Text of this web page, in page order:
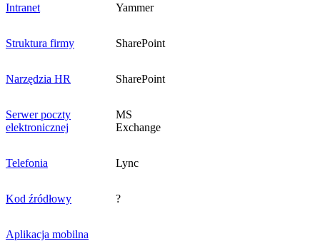
Intranet Yammer
Struktura firmy SharePoint
Narzędzia HR SharePoint
Serwer poczty
elektronicznej
MS
Exchange
Telefonia Lync
Kod źródłowy ?
Aplikacja mobilna